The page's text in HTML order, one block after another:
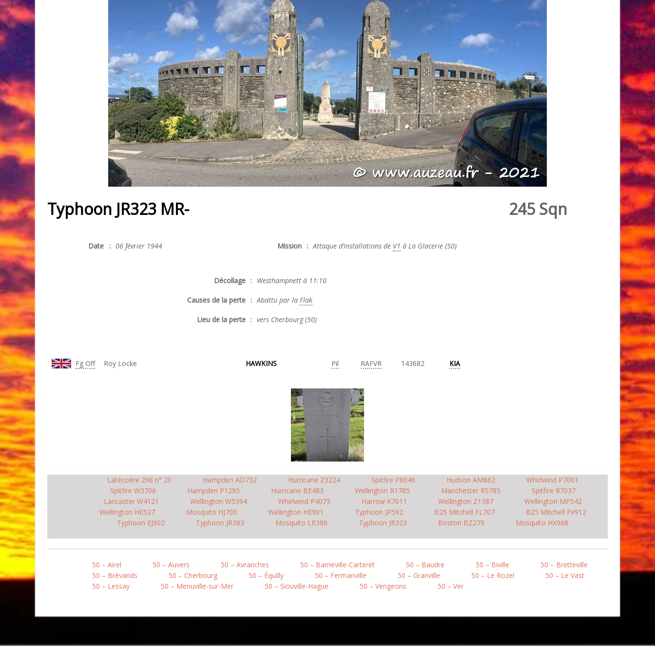
Typhoon JR323 MR- 245 Sqn
Date : 06 février 1944 Mission : Attaque d’installations de V1 à La Glacerie (50)
Décollage : Westhampnett à 11:10
Causes de la perte : Abattu par la Flak
Lieu de la perte : vers Cherbourg(50)
Fg Off Roy Locke HAWKINS Pil RAFVR 143682 KIA
Latécoère 298 n° 20 Hampden AD732 Hurricane Z3224 Spitfire P8046 Hudson AM862
Whirlwind P7001
Spitfire W3706
Hampden P1295 Hurricane BE483 Wellington R1785 Manchester R5785
Spitfire R7037
Lancaster W4121
Wellington W5394 Whirlwind P4073 Harrow K7011 Wellington Z1387
Wellington MP542
Wellington HE527
Mosquito HJ700 Wellington HE901 Typhoon JP592 B25 Mitchell FL707
B25 Mitchell FV912
Typhoon EJ902
Typhoon JR383 Mosquito LR386 Typhoon JR323 Boston BZ279 Mosquito HX968
50 – Airel 50 – Auvers 50 – Avranches 50 – Barneville-Carteret 50 – Baudre 50 – Biville
50 – Bretteville
50 – Brévands
50 – Cherbourg 50 – Équilly 50 – Fermanville 50 – Granville 50 – Le Rozel
50 – Le Vast
50 – Lessay
50 – Menuville-sur-Mer 50 – Siouville-Hague 50 – Vengeons 50 – Ver